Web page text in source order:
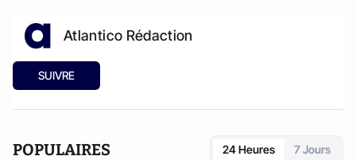
Atlantico Rédaction
SUIVRE
POPULAIRES 24 Heures 7 Jours